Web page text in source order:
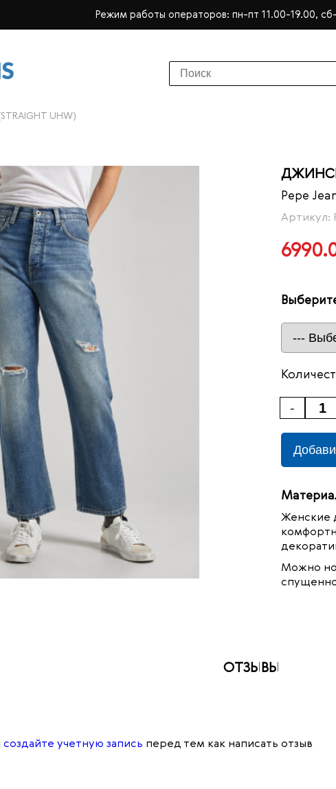
Режим работы операторов: пн-пт 11.00-19.00,
UHW)
ДЖИНСЫ
Pepe
Артикул:
-
Женские
Можно
ОТЗЫВЫ
создайте учетную запись перед тем как написать отзыв